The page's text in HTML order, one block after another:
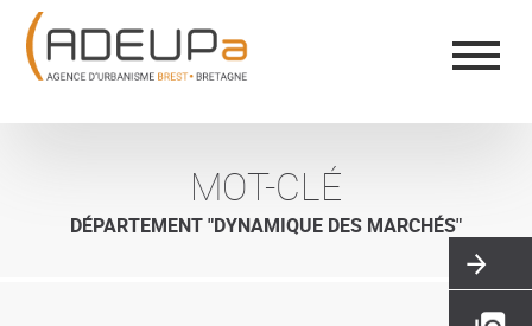
Aller
contenu
principal
MOT-CLÉ
DÉPARTEMENT "DYNAMIQUE DES MARCHÉS"
Panneau de gestion des cookies